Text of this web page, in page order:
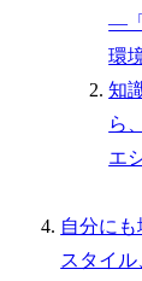
―
環
知
ら
エ
自分に
スタイ